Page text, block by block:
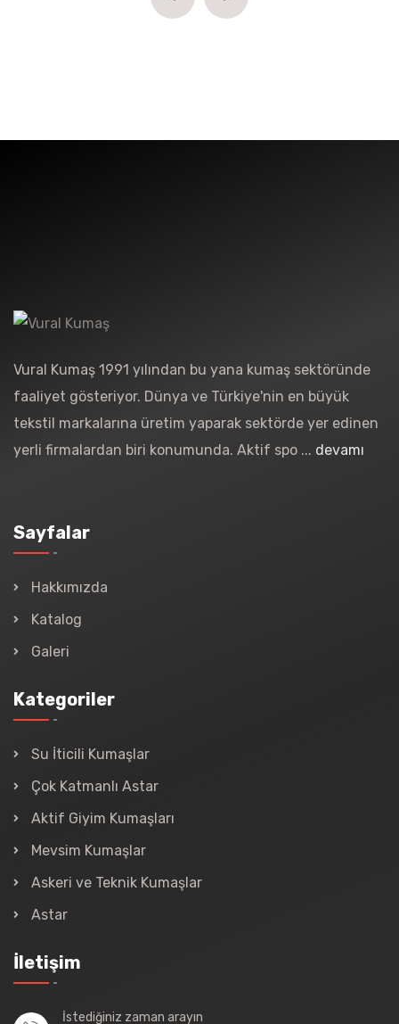
Vural Kumaş 1991 yılından bu yana kumaş sektöründe
faaliyet gösteriyor. Dünya ve Türkiye'nin en büyük
tekstil markalarına üretim yaparak sektörde yer edinen
yerli firmalardan biri konumunda. Aktif spo ... devamı
Sayfalar
Hakkımızda
Katalog
Galeri
Kategoriler
Su İticili Kumaşlar
Çok Katmanlı Astar
Aktif Giyim Kumaşları
Mevsim Kumaşlar
Askeri ve Teknik Kumaşlar
Astar
İletişim
İstediğiniz zaman arayın